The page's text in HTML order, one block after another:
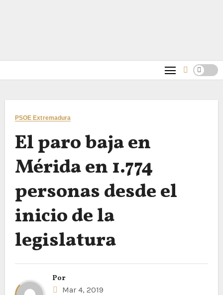
PSOE Extremadura
El paro baja en
Mérida en 1.774
personas desde el
inicio de la
legislatura
Por
Mar 4, 2019